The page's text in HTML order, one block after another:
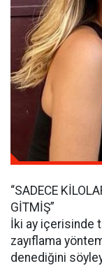
“SADECE
GİTMİŞ”
İki ay içerisinde
zayıflama
denediğini